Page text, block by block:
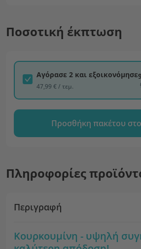
Ποσοτική έκπτωση
Αγόρασε 2 και εξοικονόμησε
47,99 € / τεμ.
Προσθήκη πακέτου
Πληροφορίες
Περιγραφή
Κουρκουμίνη - υψηλή